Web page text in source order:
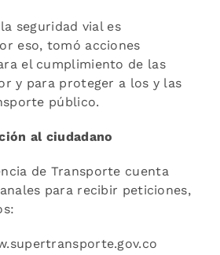
seguridad vial es
eso, tomó acciones
el cumplimiento de las
y para proteger a los y las
público.
al ciudadano
de Transporte cuenta
para recibir peticiones,